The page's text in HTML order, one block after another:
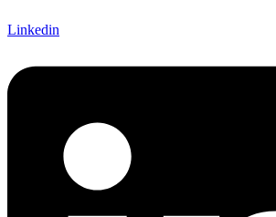
Linkedin